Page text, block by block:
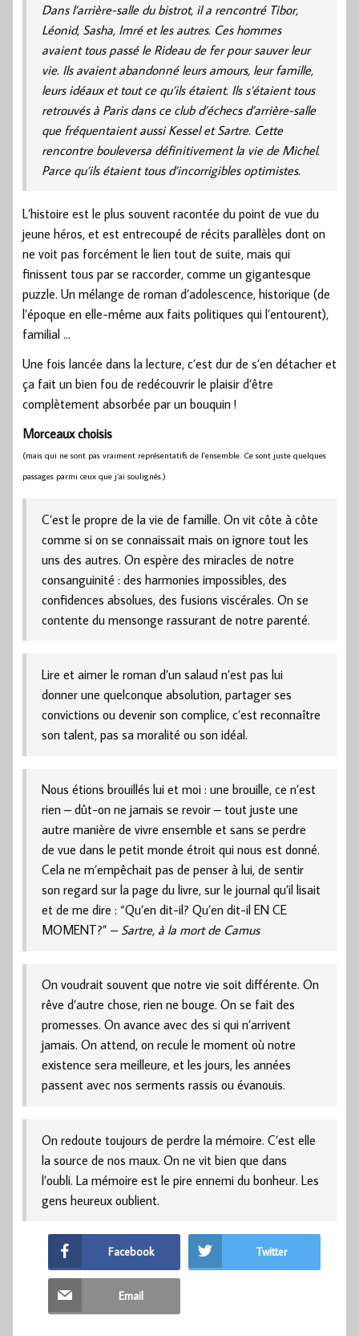
Dans l’arrière-salle du bistrot, il a rencontré Tibor,
Léonid, Sasha, Imré et les autres. Ces hommes
avaient tous passé le Rideau de fer pour sauver leur
vie. Ils avaient abandonné leurs amours, leur famille,
leurs idéaux et tout ce qu’ils étaient. Ils s’étaient tous
retrouvés à Paris dans ce club d’échecs d’arrière-salle
que fréquentaient aussi Kessel et Sartre. Cette
rencontre bouleversa définitivement la vie de Michel.
Parce qu’ils étaient tous d’incorrigibles optimistes.
L’histoire est le plus souvent racontée du point de vue du
jeune héros, et est entrecoupé de récits parallèles dont on
ne voit pas forcément le lien tout de suite, mais qui
finissent tous par se raccorder, comme un gigantesque
puzzle. Un mélange de roman d’adolescence, historique (de
l’époque en elle-même aux faits politiques qui l’entourent),
familial …
Une fois lancée dans la lecture, c’est dur de s’en détacher et
ça fait un bien fou de redécouvrir le plaisir d’être
complètement absorbée par un bouquin !
Morceaux choisis
(mais qui ne sont pas vraiment représentatifs de l’ensemble. Ce sont juste quelques
passages parmi ceux que j’ai soulignés.)
C’est le propre de la vie de famille. On vit côte à côte
comme si on se connaissait mais on ignore tout les
uns des autres. On espère des miracles de notre
consanguinité : des harmonies impossibles, des
confidences absolues, des fusions viscérales. On se
contente du mensonge rassurant de notre parenté.
Lire et aimer le roman d’un salaud n’est pas lui
donner une quelconque absolution, partager ses
convictions ou devenir son complice, c’est reconnaître
son talent, pas sa moralité ou son idéal.
Nous étions brouillés lui et moi : une brouille, ce n’est
rien – dût-on ne jamais se revoir – tout juste une
autre manière de vivre ensemble et sans se perdre
de vue dans le petit monde étroit qui nous est donné.
Cela ne m’empêchait pas de penser à lui, de sentir
son regard sur la page du livre, sur le journal qu’il lisait
et de me dire : “Qu’en dit-il? Qu’en dit-il EN CE
MOMENT?” – Sartre, à la mort de Camus
On voudrait souvent que notre vie soit différente. On
rêve d’autre chose, rien ne bouge. On se fait des
promesses. On avance avec des si qui n’arrivent
jamais. On attend, on recule le moment où notre
existence sera meilleure, et les jours, les années
passent avec nos serments rassis ou évanouis.
On redoute toujours de perdre la mémoire. C’est elle
la source de nos maux. On ne vit bien que dans
l’oubli. La mémoire est le pire ennemi du bonheur. Les
gens heureux oublient.
Facebook Twitter
Email